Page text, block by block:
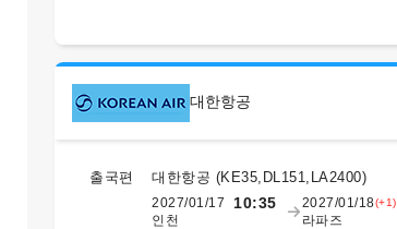
대한항공
출국편 대한항공 (KE35,DL151,LA2400)
2027/01/17 10:35
인천
2027/01/18(+1)
라파즈